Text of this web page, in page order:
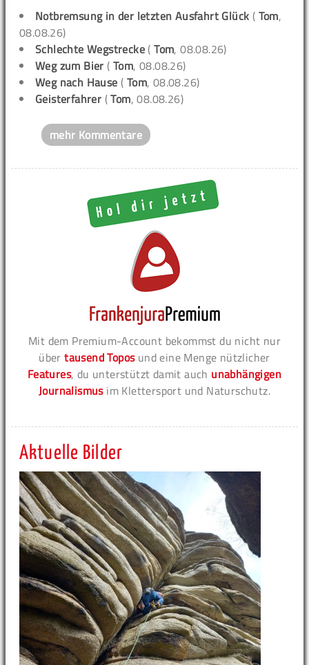
Notbremsung in der letzten Ausfahrt Glück ( Tom,
08.08.26)
Schlechte Wegstrecke (Tom, 08.08.26)
Weg zum Bier (Tom, 08.08.26)
Weg nach Hause ( Tom, 08.08.26)
Geisterfahrer (Tom, 08.08.26)
mehr Kommentare
Mit dem Premium-Account bekommst du nicht nur
übertausend Toposund eine Menge nützlicher
Features, du unterstützt damit auch unabhängigen
Journalismusim Klettersport und Naturschutz.
Aktuelle Bilder